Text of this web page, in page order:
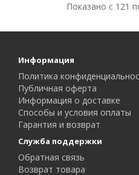
Показано с 121
Информация
Политика
Публичная оферта
Информация о доставке
Способы и условия оплаты
Гарантия и возврат
Служба поддержки
Обратная связь
Возврат товара